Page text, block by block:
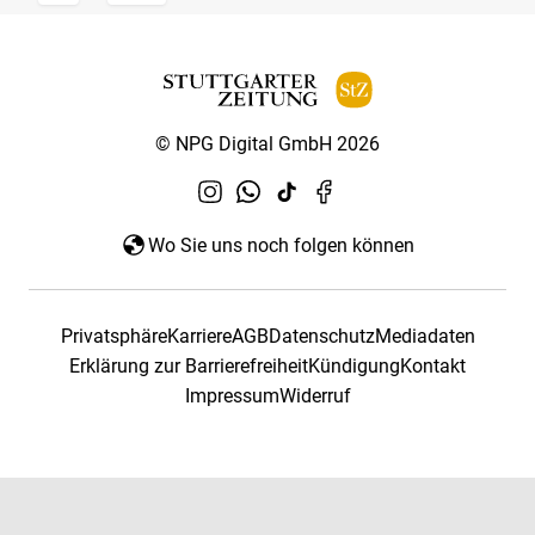
© NPG Digital GmbH 2026
Wo Sie uns noch folgen können
PrivatsphäreKarriereAGBDatenschutzMediadaten
Erklärung zur BarrierefreiheitKündigungKontakt
ImpressumWiderruf